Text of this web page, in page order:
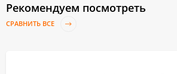
Рекомендуем посмотреть
СРАВНИТЬ ВСЕ